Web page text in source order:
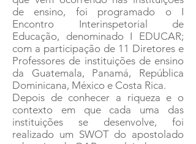
de ensino, foi programado o I
Encontro Interinspetorial de
Educação, denominado I EDUCAR;
com a participação de 11 Diretores e
Professores de instituições de ensino
da Guatemala, Panamá, República
Dominicana, México e Costa Rica.
Depois de conhecer a riqueza e o
contexto em que cada uma das
instituições se desenvolve, foi
realizado um SWOT do apostolado